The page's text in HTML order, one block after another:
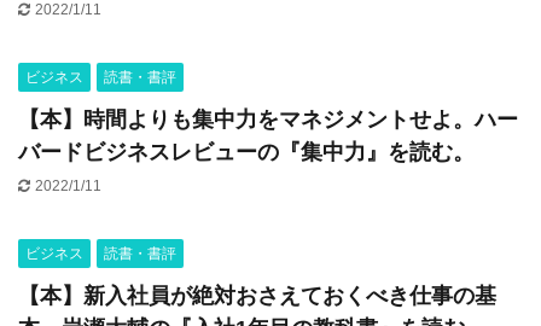
2022/1/11
ビジネス 読書・書評
【本】時間よりも集中力をマネジメントせよ。ハー
バードビジネスレビューの『集中力』を読む。
2022/1/11
ビジネス 読書・書評
【本】新入社員が絶対おさえておくべき仕事の基